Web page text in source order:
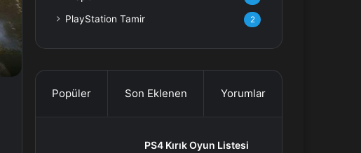
PlayStation Tamir 2
Popüler Son Eklenen Yorumlar
PS4 Kırık Oyun Listesi